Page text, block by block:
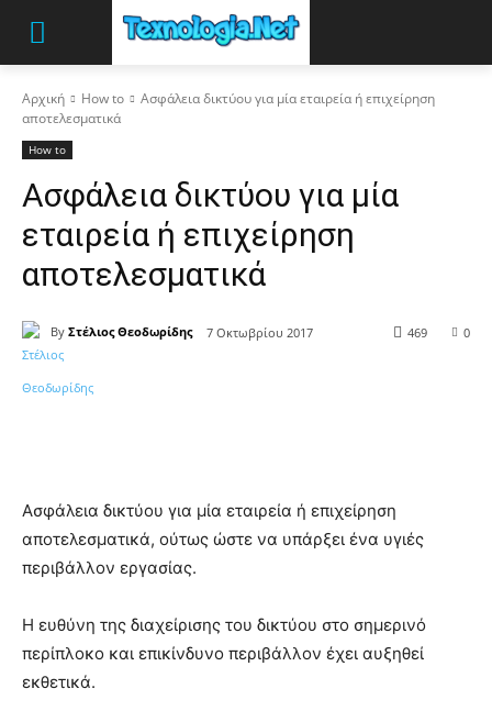
Αρχική How to
Ασφάλεια δικτύου για μία εταιρεία ή επιχείρηση
αποτελεσματικά
How to
Ασφάλεια δικτύου για μία
εταιρεία ή επιχείρηση
αποτελεσματικά
By Στέλιος Θεοδωρίδης 7 Οκτωβρίου 2017 0
469
Ασφάλεια δικτύου για μία εταιρεία ή επιχείρηση
αποτελεσματικά, ούτως ώστε να υπάρξει ένα υγιές
περιβάλλον εργασίας.
Η ευθύνη της διαχείρισης του δικτύου στο σημερινό
περίπλοκο και επικίνδυνο περιβάλλον έχει αυξηθεί
εκθετικά.